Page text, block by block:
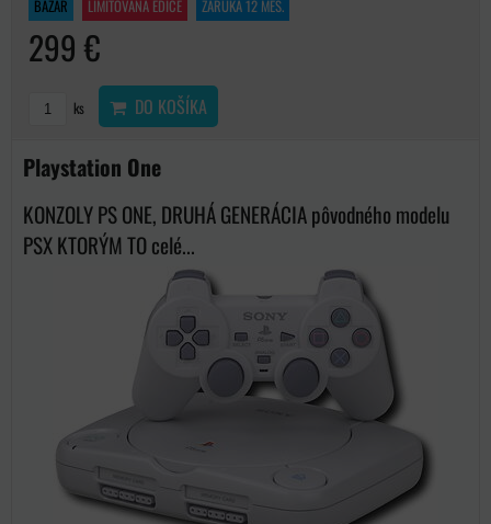
BAZAR LIMITOVANÁ EDICE ZÁRUKA 12 MĚS.
299 €
ks DO KOŠÍKA
Playstation One
KONZOLY PS ONE, DRUHÁ GENERÁCIA pôvodného modelu
PSX KTORÝM TO celé...